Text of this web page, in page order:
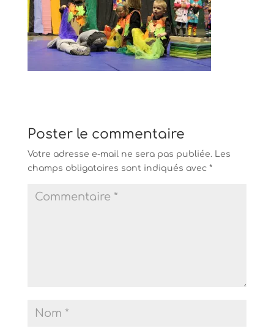
Poster le commentaire
Votre adresse e-mail ne sera pas publiée. Les
champs obligatoires sont indiqués avec *